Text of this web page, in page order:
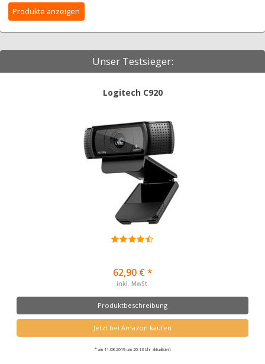
Unser Testsieger:
Logitech C920
62,90 € *
inkl. MwSt.
Produktbeschreibung
Jetzt bei Amazon kaufen
* am 11.08.2019 um 20:13 Uhr aktualisiert